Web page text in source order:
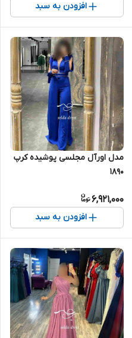
افزودن به سبد
مدل اورآل مجلسی پوشیده کرپ
۱۸۹۰
6,921,000
افزودن به سبد